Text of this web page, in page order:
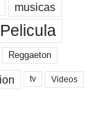
musicas
Pelicula
Reggaeton
tv Videos